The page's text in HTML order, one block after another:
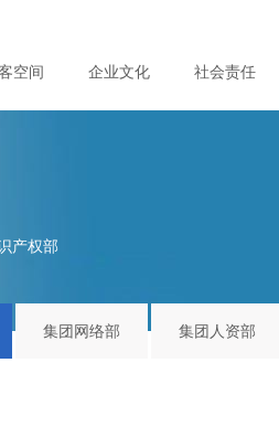
空间 企业文化 社会责任
产权部
集团网络部 集团人资部